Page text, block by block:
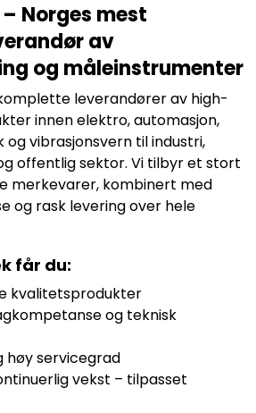
Norges mest
av
og måleinstrumenter
leverandører av high-
innen elektro, automasjon,
vibrasjonsvern til industri,
offentlig sektor. Vi tilbyr et stort
merkevarer, kombinert med
og rask levering over hele
får du:
kvalitetsprodukter
og teknisk
høy servicegrad
vekst – tilpasset